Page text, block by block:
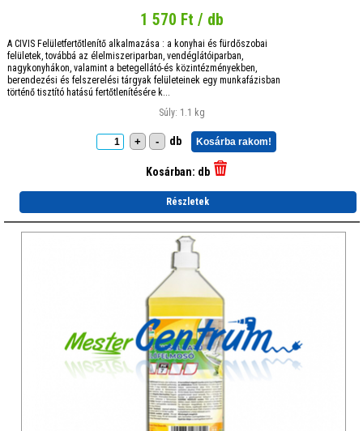
1 570 Ft / db
A CIVIS Felületfertőtlenítő alkalmazása : a konyhai és fürdőszobai
felületek, továbbá az élelmiszeriparban, vendéglátóiparban,
nagykonyhákon, valamint a betegellátó-és közintézményekben,
berendezési és felszerelési tárgyak felületeinek egy munkafázisban
történő tisztító hatású fertőtlenítésére k...
Súly: 1.1 kg
+ - db Kosárba rakom!
Kosárban: db
Részletek